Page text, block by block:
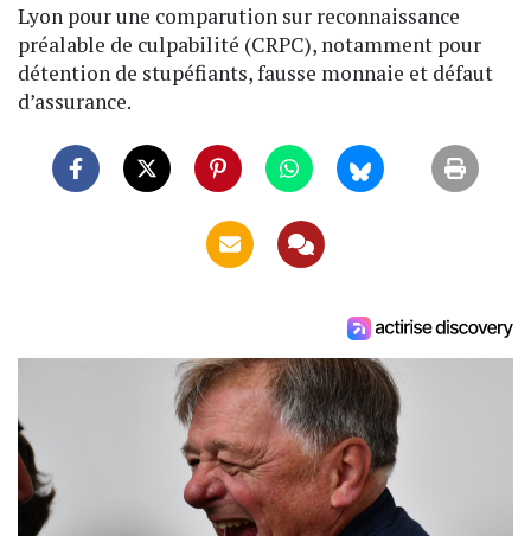
Lyon pour une comparution sur reconnaissance
préalable de culpabilité (CRPC), notamment pour
détention de stupéfiants, fausse monnaie et défaut
d’assurance.